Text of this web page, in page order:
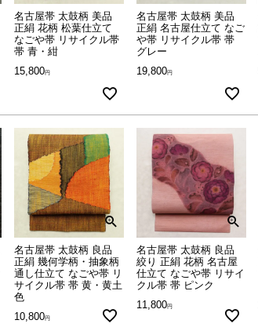
名古屋帯 太鼓柄 美品
正絹 花柄 松葉仕立て
なごや帯 リサイクル帯
帯 青・紺
15,800
名古屋帯 太鼓柄 美品
正絹 名古屋仕立て なご
や帯 リサイクル帯 帯
グレー
19,800
名古屋帯 太鼓柄 良品
正絹 幾何学柄・抽象柄
通し仕立て なごや帯 リ
サイクル帯 帯 黄・黄土
色
10,800
名古屋帯 太鼓柄 良品
絞り 正絹 花柄 名古屋
仕立て なごや帯 リサイ
クル帯 帯 ピンク
11,800